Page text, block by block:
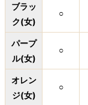
ブラッ
ク(女)
○
パープ
ル(女)
○
オレン
ジ(女)
○